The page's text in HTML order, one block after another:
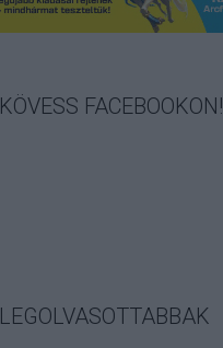
KÖVESS FACEBOOKON!
LEGOLVASOTTABBAK